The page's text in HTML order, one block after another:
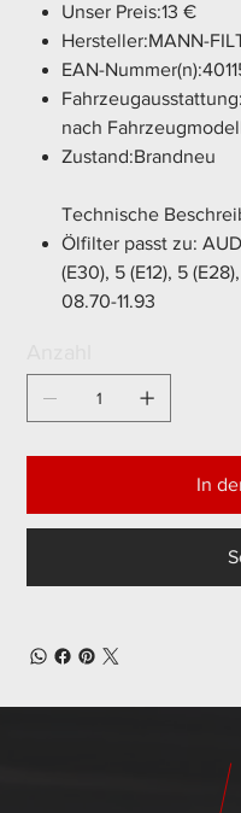
Unser Preis:13 €
Hersteller:MANN-
EAN-
nach
Zustand:Brandneu
Technische
Ölfilter passt zu:
(E30), 5 (E12), 5
08.70-11.93
In